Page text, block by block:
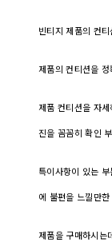
빈티지 제품의 컨
제품의 컨티션을
제품 컨티션을 자
진을 꼼꼼히 확인
특이사항이 있는
에 불편을 느낄만
제품을 구매하시는